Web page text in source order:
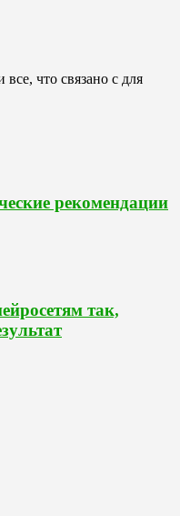
что связано с для
рекомендации
так,